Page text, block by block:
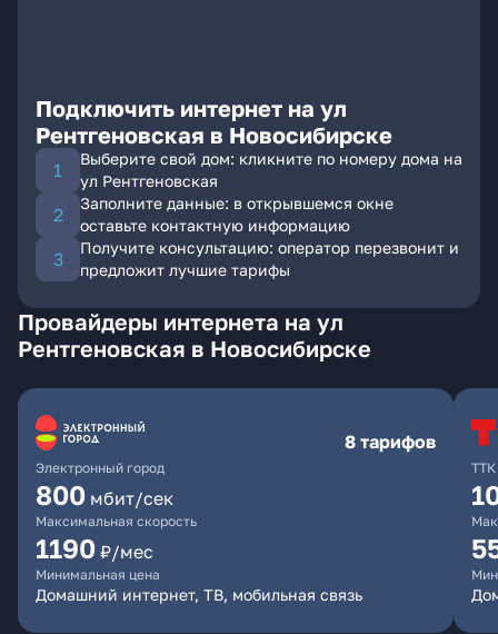
Подключить интернет на ул
Рентгеновская в Новосибирске
Выберите свой дом: кликните по номеру дома на
ул Рентгеновская
Заполните данные: в открывшемся окне
оставьте контактную информацию
Получите консультацию: оператор перезвонит и
предложит лучшие тарифы
Провайдеры интернета на ул
Рентгеновская в Новосибирске
Электронный город
8 тарифов
800 мбит/сек
Максимальная скорость
1190 ₽/мес
Минимальная цена
Домашний интернет, ТВ, мобильная связь
ТТК